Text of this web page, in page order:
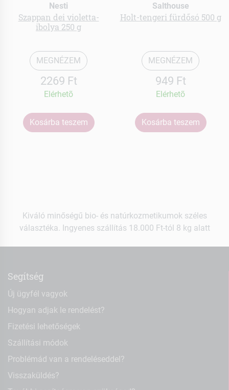
Nesti
Szappan dei violetta-
ibolya 250 g
MEGNÉZEM
2269 Ft
Elérhetõ
Kosárba teszem
Salthouse
Holt-tengeri fürdősó 500 g
MEGNÉZEM
949 Ft
Elérhetõ
Kosárba teszem
Kiváló minőségű bio- és natúrkozmetikumok széles
választéka. Ingyenes szállítás 18.000 Ft-tól 8 kg alatt
Segítség
Új ügyfél vagyok
Hogyan adjak le rendelést?
Fizetési lehetőségek
Szállítási módok
Problémád van a rendeléseddel?
Visszaküldés?